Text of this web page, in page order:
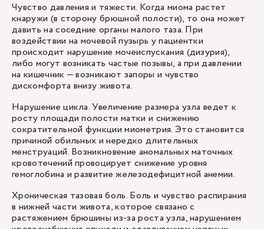
Чувство давления и тяжести. Когда миома растет
кнаружи (в сторону брюшной полости), то она может
давить на соседние органы малого таза. При
воздействии на мочевой пузырь у пациентки
происходит нарушение мочеиспускания (дизурия),
либо могут возникать частые позывы, а при давлении
на кишечник — возникают запоры и чувство
дискомфорта внизу живота.
Нарушение цикла. Увеличение размера узла ведет к
росту площади полости матки и снижению
сократительной функции миометрия. Это становится
причиной обильных и нередко длительных
менструаций. Возникновение аномальных маточных
кровотечений провоцирует снижение уровня
гемоглобина и развитие железодефицитной анемии.
Хроническая тазовая боль. Боль и чувство распирания
в нижней части живота, которое связано с
растяжением брюшины из-за роста узла, нарушением